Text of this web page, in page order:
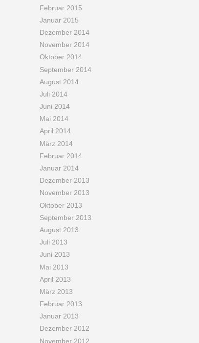
Februar 2015
Januar 2015
Dezember 2014
November 2014
Oktober 2014
September 2014
August 2014
Juli 2014
Juni 2014
Mai 2014
April 2014
März 2014
Februar 2014
Januar 2014
Dezember 2013
November 2013
Oktober 2013
September 2013
August 2013
Juli 2013
Juni 2013
Mai 2013
April 2013
März 2013
Februar 2013
Januar 2013
Dezember 2012
November 2012